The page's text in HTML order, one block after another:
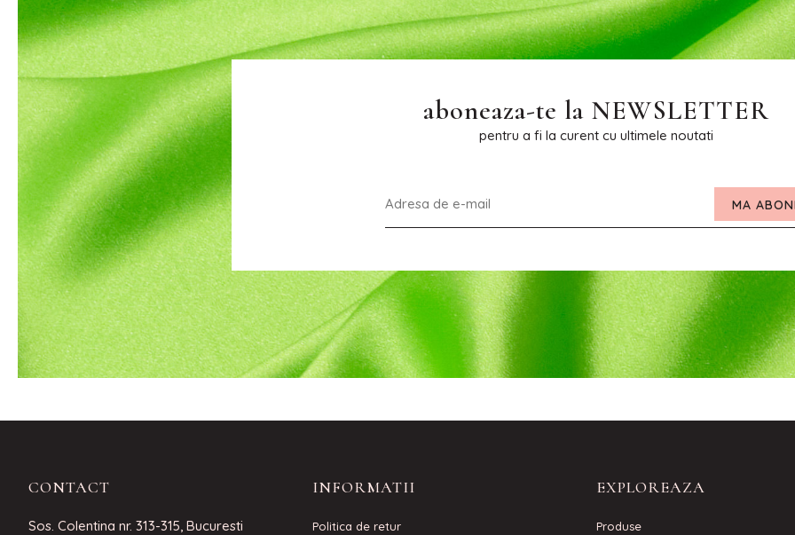
aboneaza-te la NEWSLETTER
pentru a fi la curent cu ultimele noutati
MA
CONTACT
Sos. Colentina nr. 313-315, Bucuresti
INFORMATII
Politica de retur
EXPLOREAZA
Produse